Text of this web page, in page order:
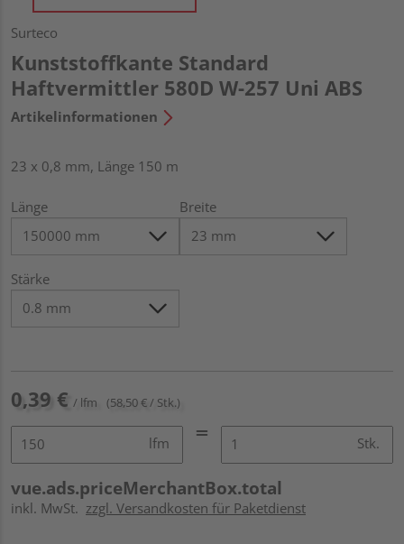
Surteco
Kunststoffkante Standard
Haftvermittler 580D W-257 Uni ABS
Artikelinformationen
23 x 0,8 mm, Länge 150 m
Länge Breite
Stärke
0,39 € / lfm (58,50 € / Stk.)
lfm Stk.
vue.ads.priceMerchantBox.total
inkl. MwSt. zzgl. Versandkosten für Paketdienst